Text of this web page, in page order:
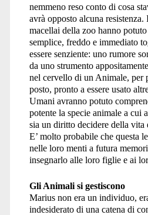
nemmeno reso conto di cosa
avrà opposto alcuna
macellai della zoo hanno
semplice, freddo e immediato
essere senziente: uno rumore
da uno strumento
nel cervello di un Animale, per
posto, pronto a essere usato
Umani avranno potuto
potente la specie animale a cui
sia un diritto decidere della vita
E’ molto probabile che questa
nelle loro menti a futura
insegnarlo alle loro figlie e ai
Gli Animali si gestiscono
Marius non era un individuo,
indesiderato di una catena di